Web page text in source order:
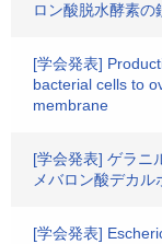
ロン酸脱水酵素
[学会発表]
bacterial cells to
membrane
[学会発表] ゲラニ
メバロン酸デカ
[学会発表]